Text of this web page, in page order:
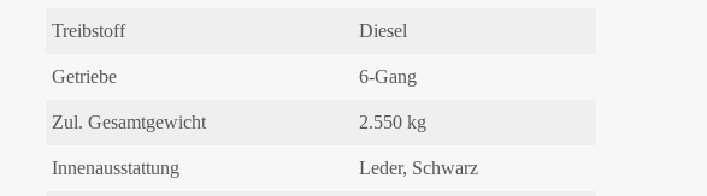
Treibstoff Diesel
Getriebe 6-Gang
Zul. Gesamtgewicht 2.550 kg
Innenausstattung Leder, Schwarz